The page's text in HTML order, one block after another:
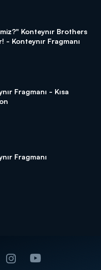
Konteynır Brothers
- Konteynır Fragmanı
Fragmanı - Kısa
Fragmanı